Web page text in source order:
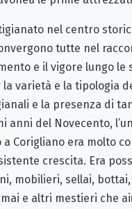
nel centro
tutte nel
e il vigore lungo le
la varietà e la tipologia
e la presenza di
anni del Novecento,
a Corigliano era molto
crescita. Era
mobilieri, sellai,
e altri mestieri che